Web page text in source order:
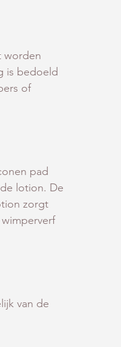
worden
is bedoeld
of
pad
lotion. De
zorgt
van de